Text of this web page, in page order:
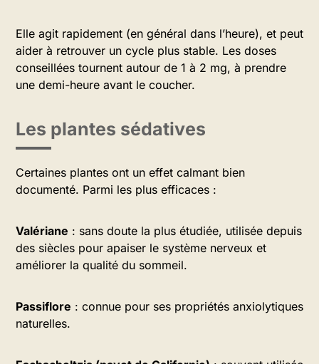
Elle agit rapidement (en général dans l’heure), et peut
aider à retrouver un cycle plus stable. Les doses
conseillées tournent autour de 1 à 2 mg, à prendre
une demi-heure avant le coucher.
Les plantes sédatives
Certaines plantes ont un effet calmant bien
documenté. Parmi les plus efficaces :
Valériane : sans doute la plus étudiée, utilisée depuis
des siècles pour apaiser le système nerveux et
améliorer la qualité du sommeil.
Passiflore : connue pour ses propriétés anxiolytiques
naturelles.